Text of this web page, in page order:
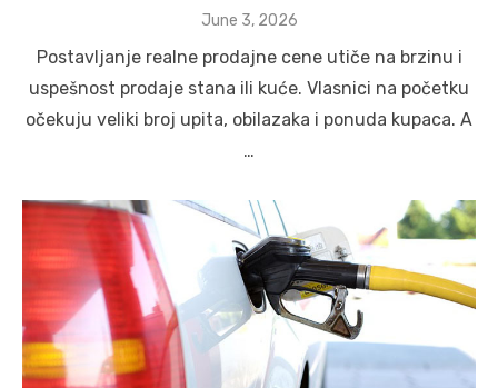
Posted
June 3, 2026
Postavljanje realne prodajne cene utiče na brzinu i
uspešnost prodaje stana ili kuće. Vlasnici na početku
očekuju veliki broj upita, obilazaka i ponuda kupaca. A
…